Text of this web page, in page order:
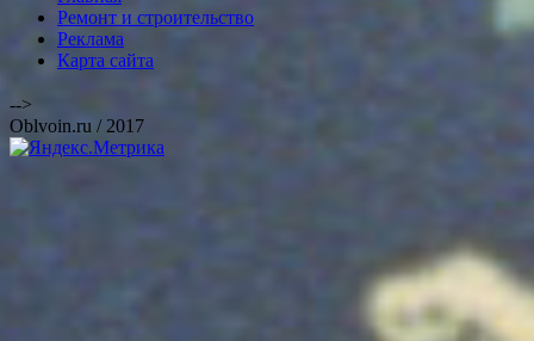
Ремонт и строительство
Реклама
Карта сайта
-->
Oblvoin.ru / 2017